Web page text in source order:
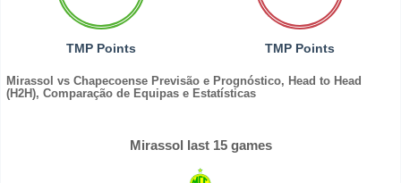
TMP Points TMP Points
Mirassol vs Chapecoense Previsão e Prognóstico, Head to Head
(H2H), Comparação de Equipas e Estatísticas
Mirassol last 15 games